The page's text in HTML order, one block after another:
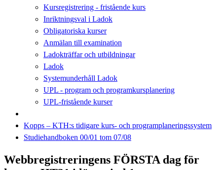
Kursregistrering - fristående kurs
Inriktningsval i Ladok
Obligatoriska kurser
Anmälan till examination
Ladokträffar och utbildningar
Ladok
Systemunderhåll Ladok
UPL - program och programkursplanering
UPL-fristående kurser
Kopps – KTH:s tidigare kurs- och programplaneringssystem
Studiehandboken 00/01 tom 07/08
Webbregistreringens FÖRSTA dag för